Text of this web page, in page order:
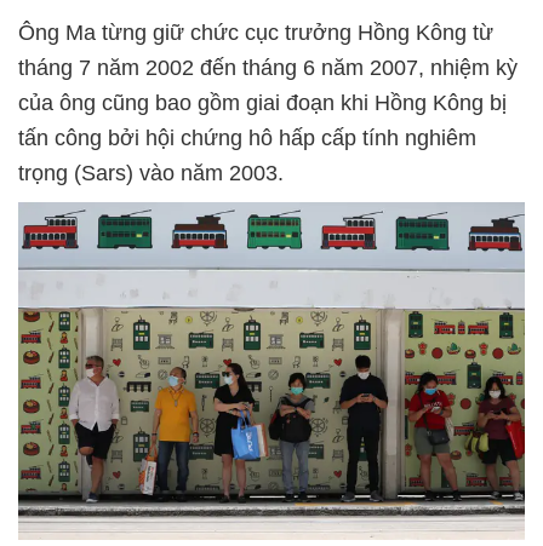
Ông Ma từng giữ chức cục trưởng Hồng Kông từ
tháng 7 năm 2002 đến tháng 6 năm 2007, nhiệm kỳ
của ông cũng bao gồm giai đoạn khi Hồng Kông bị
tấn công bởi hội chứng hô hấp cấp tính nghiêm
trọng (Sars) vào năm 2003.